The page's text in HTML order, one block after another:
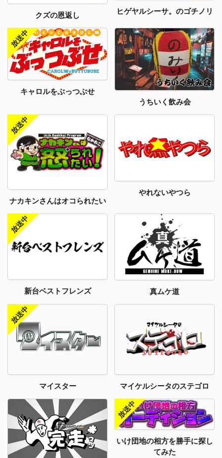
クズの恩返し ヒゲヤルシーサ。のゴチノリ
キャロルをぶっつぶせ
うちいく飲み会
ナカキンさんはオコられたい
やれないやつら
新台ベストフレンズ 真ムケ道
マイスター マイケルシータのステゴロ
いけ団地の相方を勝手に探し
てみた